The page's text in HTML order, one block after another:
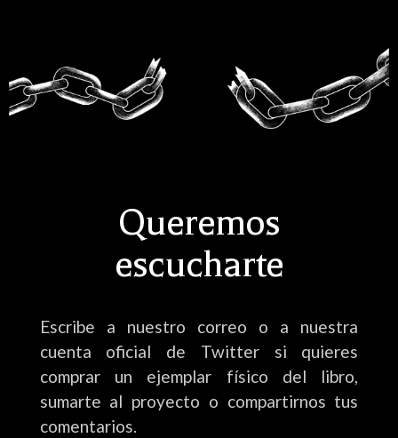
Queremos
escucharte
Escribe a nuestro correo o a nuestra
cuenta oficial de Twitter si quieres
comprar un ejemplar físico del libro,
sumarte al proyecto o compartirnos tus
comentarios.